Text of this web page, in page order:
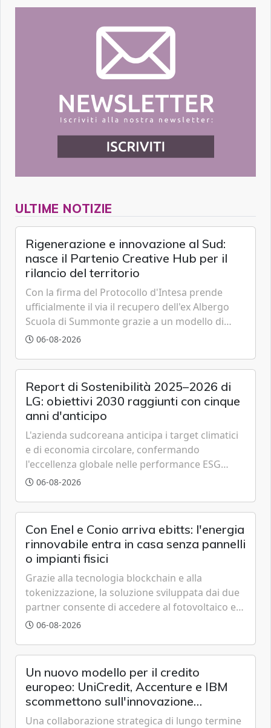
ULTIME NOTIZIE
Rigenerazione e innovazione al Sud:
nasce il Partenio Creative Hub per il
rilancio del territorio
Con la firma del Protocollo d'Intesa prende
ufficialmente il via il recupero dell'ex Albergo
Scuola di Summonte grazie a un modello di
partenariato pubblico-privato e a una rete di
06-08-2026
Report di Sostenibilità 2025–2026 di
LG: obiettivi 2030 raggiunti con cinque
anni d'anticipo
L'azienda sudcoreana anticipa i target climatici
e di economia circolare, confermando
l'eccellenza globale nelle performance ESG
grazie a innovazione, accessibilità e governance
06-08-2026
Con Enel e Conio arriva ebitts: l'energia
rinnovabile entra in casa senza pannelli
o impianti fisici
Grazie alla tecnologia blockchain e alla
tokenizzazione, la soluzione sviluppata dai due
partner consente di accedere al fotovoltaico e
all'eolico ottenendo risparmi diretti in bolletta,
06-08-2026
Un nuovo modello per il credito
europeo: UniCredit, Accenture e IBM
scommettono sull'innovazione
tecnologica
Una collaborazione strategica di lungo termine